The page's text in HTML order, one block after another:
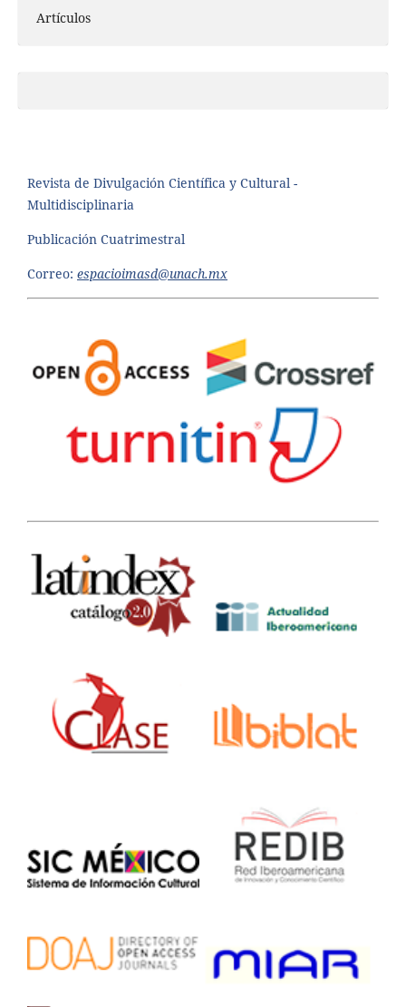
Artículos
Revista de Divulgación Científica y Cultural -
Multidisciplinaria
Publicación Cuatrimestral
Correo: espacioimasd@unach.mx